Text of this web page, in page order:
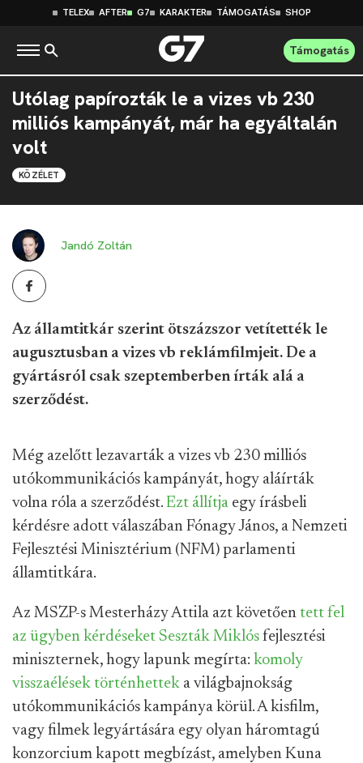
TELEX AFTER G7 KARAKTER TÁMOGATÁS SHOP
Támogatás
Utólag papírozták le a vizes vb 230
milliós kampányát, már ha egyáltalán
volt
KÖZÉLET
Jandó Zoltán
Az államtitkár szerint ötszázszor vetítették le
augusztusban a vizes vb reklámfilmjeit. De a
gyártásról csak szeptemberben írták alá a
szerződést.
Még azelőtt lezavarták a vizes vb 230 milliós
utókommunikációs kampányát, hogy aláírták
volna róla a szerződést. Ezt állítja egy írásbeli
kérdésre adott válaszában Fónagy János, a Nemzeti
Fejlesztési Minisztérium (NFM) parlamenti
államtitkára.
Az MSZP-s Mesterházy Attila azt követően tett fel
az ügyben kérdéseket Seszták Miklós fejlesztési
miniszternek, hogy lapunk megírta: komoly
visszaélések történhettek a világbajnokság
utókommunikációs kampánya körül. A kisfilm,
vagy filmek legyártására egy olyan háromtagú
konzorcium kapott megbízást, amelyben Kuna